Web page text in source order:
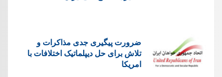
ضرورت پیگیری جدی مذاکرات و
تلاش برای حل دیپلماتیک اختلافات با
امریکا